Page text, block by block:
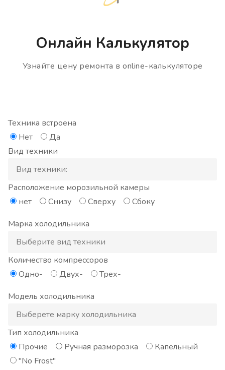
Онлайн Калькулятор
Узнайте цену ремонта в online-калькуляторе
Техника встроена
Нет
Да
Вид техники
Расположение морозильной камеры
нет
Снизу Сверху
Сбоку
Марка холодильника
Количество компрессоров
Одно-
Двух-
Трех-
Модель холодильника
Тип холодильника
Прочие
Ручная разморозка
Капельный
"No Frost"